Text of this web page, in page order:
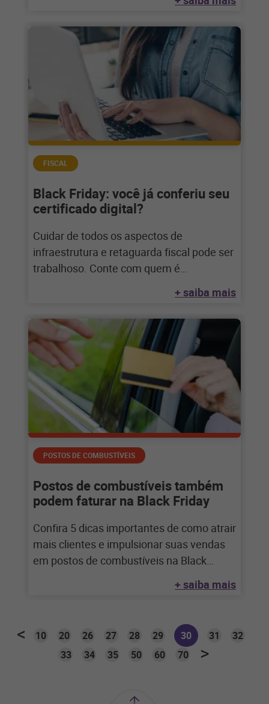
FISCAL
Black Friday: você já conferiu seu
certificado digital?
Cuidar de todos os aspectos de
infraestrutura e retaguarda fiscal pode ser
trabalhoso. Conte com quem é
+ saiba mais
POSTOS DE COMBUSTÍVEIS
Postos de combustíveis também
podem faturar na Black Friday
Confira 5 dicas importantes de como atrair
mais clientes e impulsionar suas vendas
em postos de combustíveis na Black
+ saiba mais
10 20 26 27 28 29 30 31
32
33
34 35 50 60 70